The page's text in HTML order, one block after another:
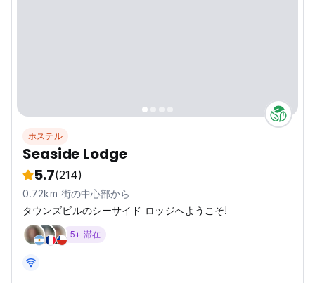
ホステル
Seaside Lodge
5.7(214)
0.72km 街の中心部から
タウンズビルのシーサイド ロッジへようこそ!
5+ 滞在